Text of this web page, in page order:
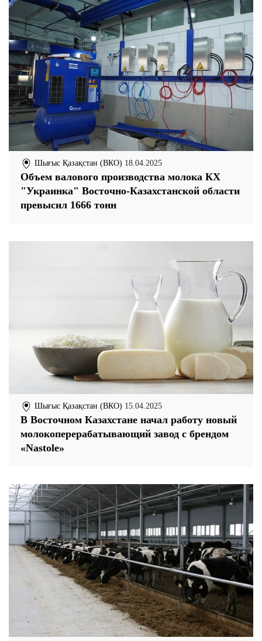
Шығыс Қазақстан (ВКО) 18.04.2025
Объем валового производства молока КХ
"Украинка" Восточно-Казахстанской области
превысил 1666 тонн
Шығыс Қазақстан (ВКО) 15.04.2025
В Восточном Казахстане начал работу новый
молокоперерабатывающий завод с брендом
«Nastole»